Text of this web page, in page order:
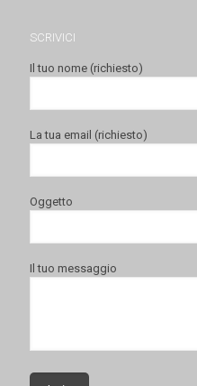
SCRIVICI
Il tuo nome (richiesto)
La tua email (richiesto)
Oggetto
Il tuo messaggio